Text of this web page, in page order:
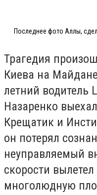
Последнее фото Аллы,
Трагедия
Киева на
летний водитель
Назаренко
Крещатик и
он потерял
неуправляемый
скорости
многолюдную